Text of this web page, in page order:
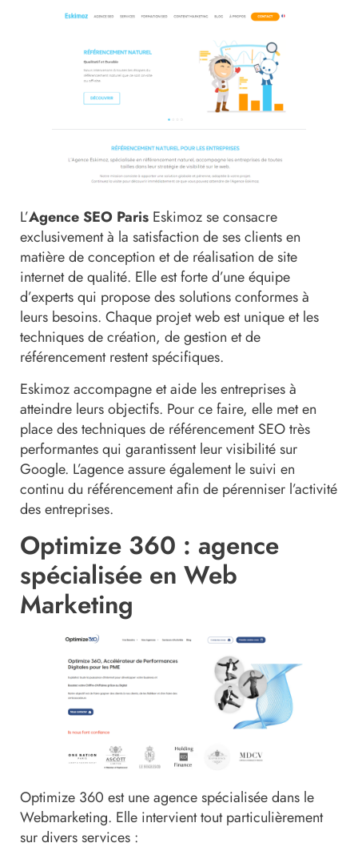
L’Agence SEO Paris Eskimoz se consacre
exclusivement à la satisfaction de ses clients en
matière de conception et de réalisation de site
internet de qualité. Elle est forte d’une équipe
d’experts qui propose des solutions conformes à
leurs besoins. Chaque projet web est unique et les
techniques de création, de gestion et de
référencement restent spécifiques.
Eskimoz accompagne et aide les entreprises à
atteindre leurs objectifs. Pour ce faire, elle met en
place des techniques de référencement SEO très
performantes qui garantissent leur visibilité sur
Google. L’agence assure également le suivi en
continu du référencement afin de pérenniser l’activité
des entreprises.
Optimize 360 : agence
spécialisée en Web
Marketing
Optimize 360 est une agence spécialisée dans le
Webmarketing. Elle intervient tout particulièrement
sur divers services :